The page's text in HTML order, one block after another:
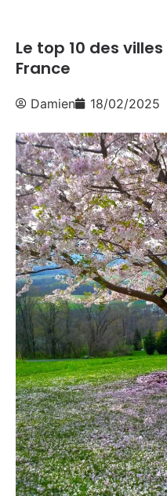
Le top 10 des
France
Damien 18/02/2025